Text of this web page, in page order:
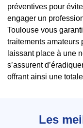
préventives pour
engager un
Toulouse vous
traitements amateurs
laissant place à une
s’assurent
offrant ainsi une
Les